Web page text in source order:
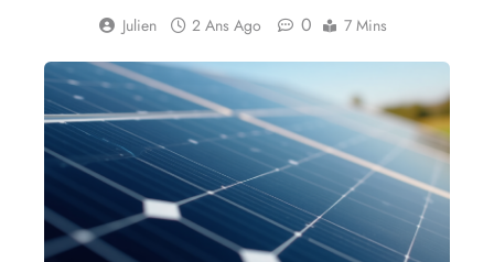
Julien 2 Ans Ago 0 7 Mins